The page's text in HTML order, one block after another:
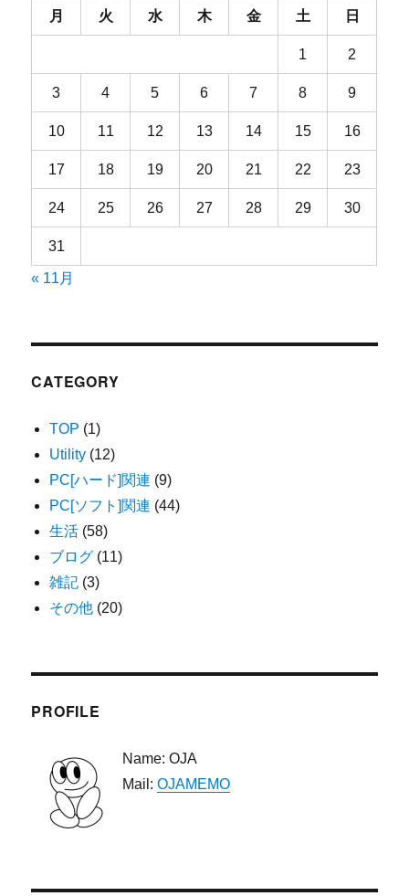
月 火 水 木 金 土 日
1 2
3 4 5 6 7 8 9
10 11 12 13 14 15 16
17 18 19 20 21 22 23
24 25 26 27 28 29 30
31
« 11月
CATEGORY
TOP (1)
Utility (12)
PC[ハード]関連 (9)
PC[ソフト]関連 (44)
生活 (58)
ブログ (11)
雑記 (3)
その他 (20)
PROFILE
Name: OJA
Mail:OJAMEMO